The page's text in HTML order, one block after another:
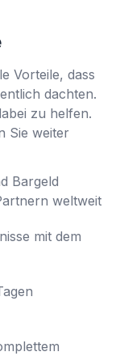
Vorteile, dass
dachten.
zu helfen.
Sie weiter
Bargeld
weltweit
mit dem